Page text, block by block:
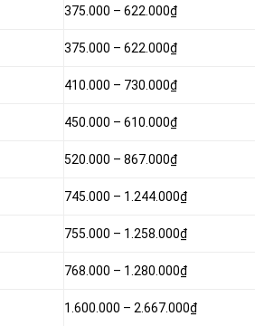
375.000 – 622.000₫
375.000 – 622.000₫
410.000 – 730.000₫
450.000 – 610.000₫
520.000 – 867.000₫
745.000 – 1.244.000₫
755.000 – 1.258.000₫
768.000 – 1.280.000₫
1.600.000 – 2.667.000₫